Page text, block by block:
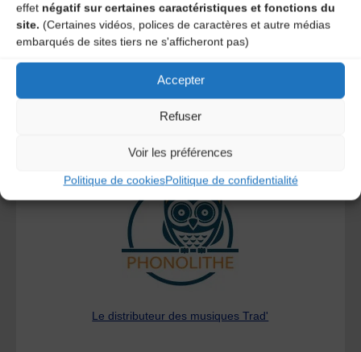
effet négatif sur certaines caractéristiques et fonctions du
site. (Certaines vidéos, polices de caractères et autre médias
embarqués de sites tiers ne s'afficheront pas)
Accepter
Refuser
Voir les préférences
Politique de cookiesPolitique de confidentialité
A DECOUVRIR :
Le distributeur des musiques Trad'